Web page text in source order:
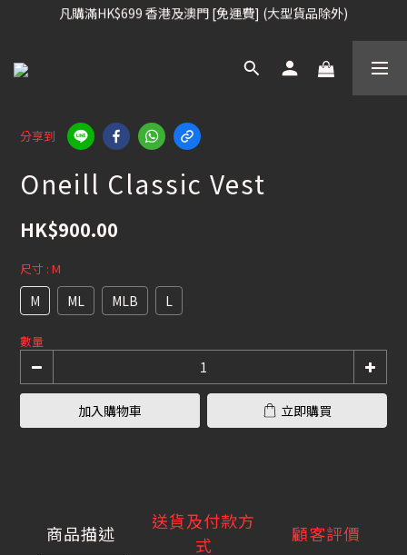
凡購滿HK$699 香港及澳門 [免運費] (大型貨品除外)
凡購滿HK$699 香港及澳門 [免運費] (大型貨品除外)
凡購滿HK$699 香港及澳門 [免運費] (大型貨品除外)
分享到
Oneill Classic Vest
HK$900.00
尺寸 : M
M ML MLB L
數量
加入購物車 立即購買
商品描述
送貨及付款方
式
顧客評價